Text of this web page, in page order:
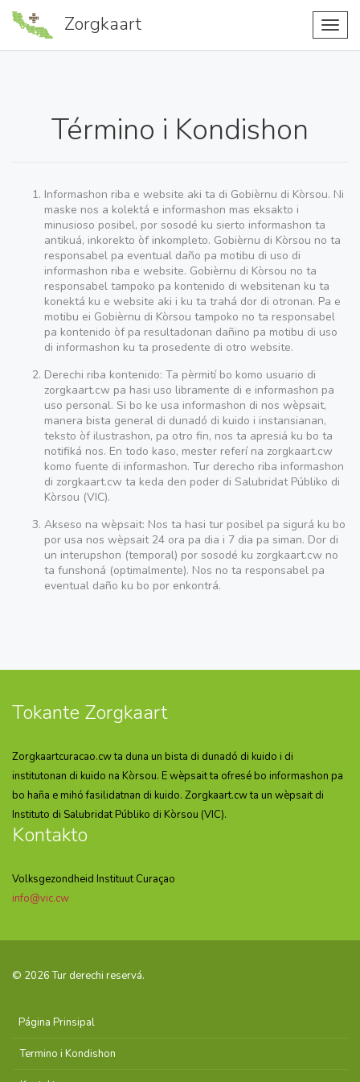
Zorgkaart
Término i Kondishon
Informashon riba e website aki ta di Gobièrnu di Kòrsou. Ni
maske nos a kolektá e informashon mas eksakto i
minusioso posibel, por sosodé ku sierto informashon ta
antikuá, inkorekto òf inkompleto. Gobièrnu di Kòrsou no ta
responsabel pa eventual daño pa motibu di uso di
informashon riba e website. Gobièrnu di Kòrsou no ta
responsabel tampoko pa kontenido di websitenan ku ta
konektá ku e website aki i ku ta trahá dor di otronan. Pa e
motibu ei Gobièrnu di Kòrsou tampoko no ta responsabel
pa kontenido òf pa resultadonan dañino pa motibu di uso
di informashon ku ta prosedente di otro website.
Derechi riba kontenido: Ta pèrmití bo komo usuario di
zorgkaart.cw pa hasi uso libramente di e informashon pa
uso personal. Si bo ke usa informashon di nos wèpsait,
manera bista general di dunadó di kuido i instansianan,
teksto òf ilustrashon, pa otro fin, nos ta apresiá ku bo ta
notifiká nos. En todo kaso, mester referí na zorgkaart.cw
komo fuente di informashon. Tur derecho riba informashon
di zorgkaart.cw ta keda den poder di Salubridat Públiko di
Kòrsou (VIC).
Akseso na wèpsait: Nos ta hasi tur posibel pa sigurá ku bo
por usa nos wèpsait 24 ora pa dia i 7 dia pa siman. Dor di
un interupshon (temporal) por sosodé ku zorgkaart.cw no
ta funshoná (optimalmente). Nos no ta responsabel pa
eventual daño ku bo por enkontrá.
Tokante Zorgkaart
Zorgkaartcuracao.cw ta duna un bista di dunadó di kuido i di
institutonan di kuido na Kòrsou. E wèpsait ta ofresé bo informashon pa
bo haña e mihó fasilidatnan di kuido. Zorgkaart.cw ta un wèpsait di
Instituto di Salubridat Públiko di Kòrsou (VIC).
Kontakto
Volksgezondheid Instituut Curaçao
info@vic.cw
© 2026 Tur derechi reservá.
Página Prinsipal
Termino i Kondishon